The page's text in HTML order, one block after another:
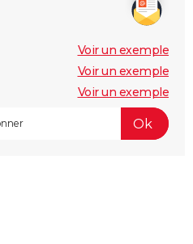
Voir un exemple
Voir un exemple
Voir un exemple